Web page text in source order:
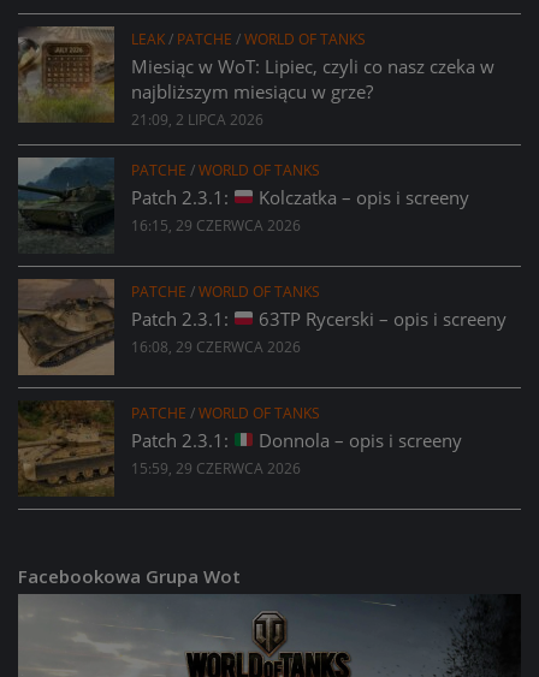
LEAK/ PATCHE /WORLD OF TANKS
Miesiąc w WoT: Lipiec, czyli co nasz czeka w
najbliższym miesiącu w grze?
21:09, 2 LIPCA 2026
PATCHE /WORLD OF TANKS
Patch 2.3.1: Kolczatka – opis i screeny
16:15, 29 CZERWCA 2026
PATCHE /WORLD OF TANKS
Patch 2.3.1: 63TP Rycerski – opis i screeny
16:08, 29 CZERWCA 2026
PATCHE /WORLD OF TANKS
Patch 2.3.1: Donnola – opis i screeny
15:59, 29 CZERWCA 2026
Facebookowa Grupa Wot